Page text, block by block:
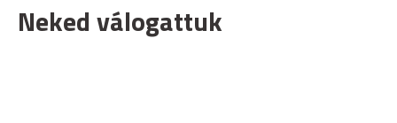
Neked válogattuk